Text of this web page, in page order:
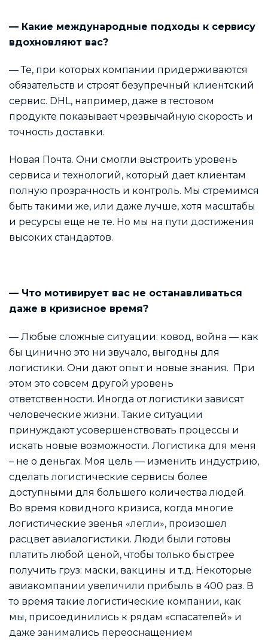
— Какие международные подходы к сервису
вдохновляют вас?
— Те, при которых компании придерживаются
обязательств и строят безупречный клиентский
сервис. DHL, например, даже в тестовом
продукте показывает чрезвычайную скорость и
точность доставки.
Новая Почта. Они смогли выстроить уровень
сервиса и технологий, который дает клиентам
полную прозрачность и контроль. Мы стремимся
быть такими же, или даже лучше, хотя масштабы
и ресурсы еще не те. Но мы на пути достижения
высоких стандартов.
— Что мотивирует вас не останавливаться
даже в кризисное время?
— Любые сложные ситуации: ковод, война — как
бы цинично это ни звучало, выгодны для
логистики. Они дают опыт и новые знания. При
этом это совсем другой уровень
ответственности. Иногда от логистики зависят
человеческие жизни. Такие ситуации
принуждают усовершенствовать процессы и
искать новые возможности. Логистика для меня
– не о деньгах. Моя цель — изменить индустрию,
сделать логистические сервисы более
доступными для большего количества людей.
Во время ковидного кризиса, когда многие
логистические звенья «легли», произошел
расцвет авиалогистики. Люди были готовы
платить любой ценой, чтобы только быстрее
получить груз: маски, вакцины и т.д. Некоторые
авиакомпании увеличили прибыль в 400 раз. В
то время такие логистические компании, как
мы, присоединились к рядам «спасателей» и
даже занимались переоснащением